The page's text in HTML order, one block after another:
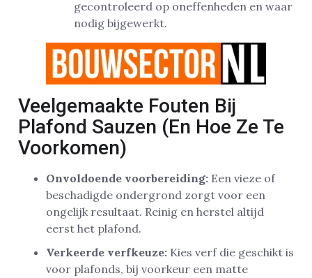
gecontroleerd op oneffenheden en waar
nodig bijgewerkt.
Veelgemaakte Fouten Bij
Plafond Sauzen (En Hoe Ze Te
Voorkomen)
Onvoldoende voorbereiding: Een vieze of
beschadigde ondergrond zorgt voor een
ongelijk resultaat. Reinig en herstel altijd
eerst het plafond.
Verkeerde verfkeuze: Kies verf die geschikt is
voor plafonds, bij voorkeur een matte